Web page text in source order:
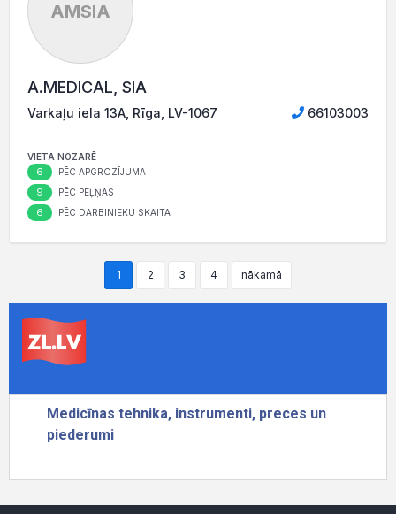
AMSIA
A.MEDICAL, SIA
Varkaļu iela 13A, Rīga, LV-1067 66103003
VIETA NOZARĒ
6 PĒC APGROZĪJUMA
9 PĒC PEĻŅAS
6 PĒC DARBINIEKU SKAITA
1 2 3 4 nākamā